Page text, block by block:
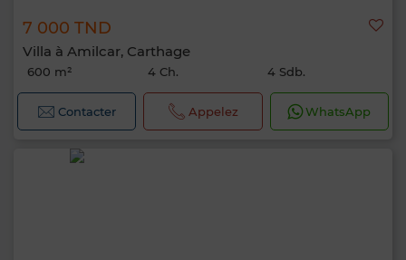
7 000 TND
Villa à Amilcar, Carthage
600 m² 4 Ch. 4 Sdb.
Contacter Appelez WhatsApp